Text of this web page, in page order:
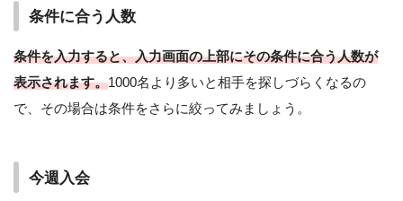
条件に合う人数
条件を入力すると、入力画面の上部にその条件に合う人数が
表示されます。1000名より多いと相手を探しづらくなるの
で、その場合は条件をさらに絞ってみましょう。
今週入会